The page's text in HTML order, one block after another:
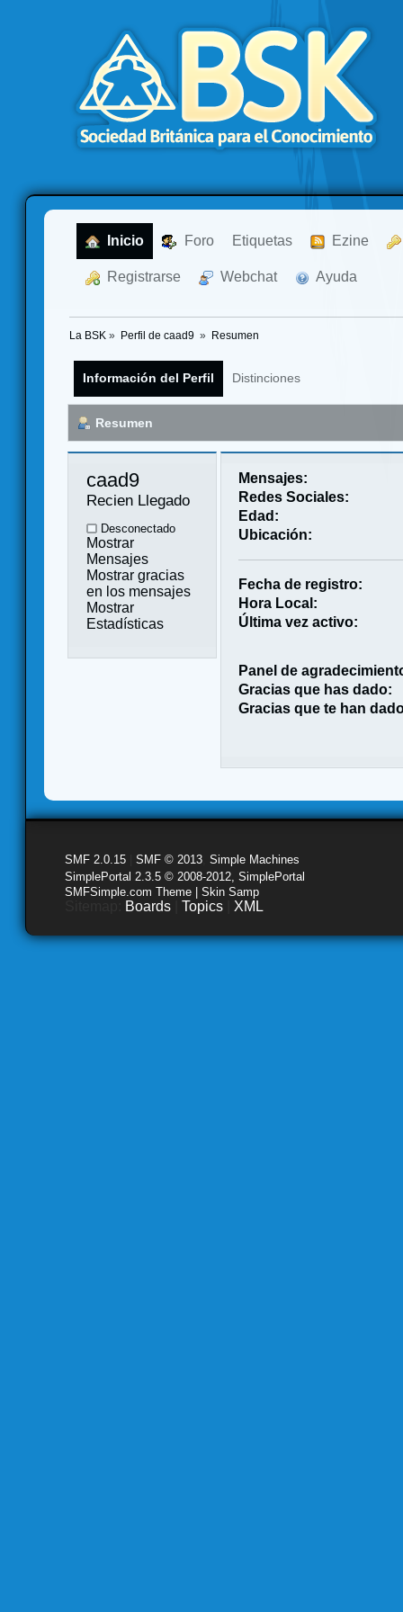
Inicio Foro Etiquetas Ezine
Registrarse Webchat Ayuda
La BSK » Perfil de caad9 » Resumen
Información del Perfil Distinciones
Resumen
caad9
Recien Llegado
Desconectado
Mostrar
Mensajes
Mostrar gracias
en los mensajes
Mostrar
Estadísticas
Mensajes:
Redes Sociales:
Edad:
Ubicación:
Fecha de registro:
Hora Local:
Última vez activo:
Panel de
Gracias que has dado:
Gracias que te han
SMF 2.0.15 SMF © 2013 Simple Machines
SimplePortal 2.3.5 © 2008-2012, SimplePortal
SMFSimple.com Theme | Skin Samp
Boards Topics XML